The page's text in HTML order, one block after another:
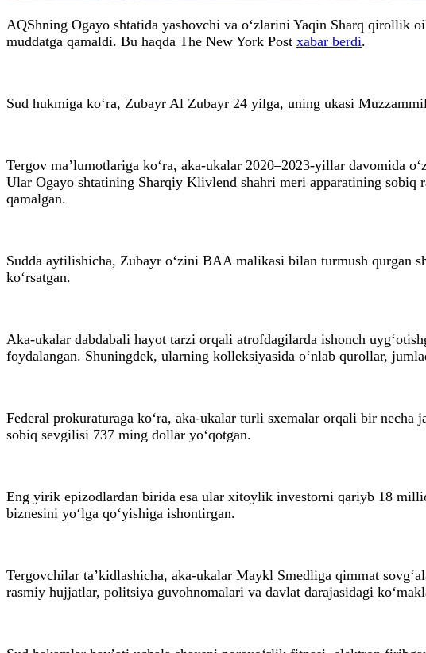
AQShning Ogayo shtatida yashovchi va o‘zlarini Yaqin Sharq
muddatga qamaldi. Bu haqda The New York Post xabar berdi.
Sud hukmiga ko‘ra, Zubayr Al Zubayr 24 yilga, uning ukasi
Tergov ma’lumotlariga ko‘ra, aka-ukalar 2020–2023-yillar davomida
Ular Ogayo shtatining Sharqiy Klivlend shahri meri apparatining
qamalgan.
Sudda aytilishicha, Zubayr o‘zini BAA malikasi bilan turmush qurgan
ko‘rsatgan.
Aka-ukalar dabdabali hayot tarzi orqali atrofdagilarda ishonch
foydalangan. Shuningdek, ularning kolleksiyasida o‘nlab qurollar,
Federal prokuraturaga ko‘ra, aka-ukalar turli sxemalar orqali bir
sobiq sevgilisi 737 ming dollar yo‘qotgan.
Eng yirik epizodlardan birida esa ular xitoylik investorni qariyb 18
biznesini yo‘lga qo‘yishiga ishontirgan.
Tergovchilar ta’kidlashicha, aka-ukalar Maykl Smedliga qimmat
rasmiy hujjatlar, politsiya guvohnomalari va davlat darajasidagi